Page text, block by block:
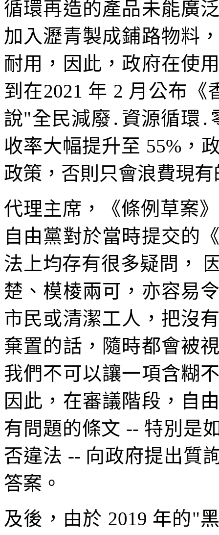
循環再造的產品未能廣
加入瀝青製成鋪路物料
耐用，因此，政府在使
到在2021 年 2 月公布《
說"全民減廢․資源循環
收率大幅提升至 55%，
政策，否則只會浪費現
代理主席，《條例草案
自由黨對於當時提交的
法上均存有很多疑問，
楚、模棱兩可，亦容易
市民或清潔工人，把沒
棄置的話，隨時都會被
我們不可以讓一項含糊
因此，在審議階段，自
有問題的條文 -- 特別是
否違法 -- 向政府提出質
答案。
及後，由於 2019 年的"